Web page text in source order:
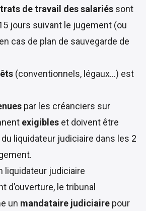
de travail des salariés sont
jours suivant le jugement (ou
cas de plan de sauvegarde de
(conventionnels, légaux…) est
par les créanciers sur
exigibles et doivent être
liquidateur judiciaire dans les 2
liquidateur judiciaire
d’ouverture, le tribunal
un mandataire judiciaire pour